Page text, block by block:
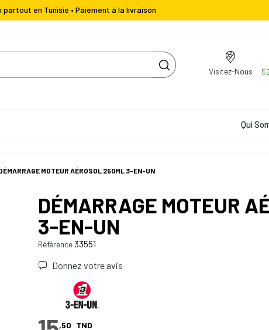
en Tunisie • Paiement à la livraison
Visitez-Nous
Qui
MOTEUR AÉROSOL 250ML 3-EN-UN
DÉMARRAGE MOTEUR
3-EN-UN
Référence33551
Donnez votre avis
,50 TND